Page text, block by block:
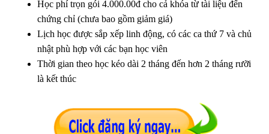
Học phí trọn gói 4.000.00đ cho cả khóa từ tài liệu đến
chứng chỉ (chưa bao gồm giảm giá)
Lịch học được sắp xếp linh động, có các ca thứ 7 và chủ
nhật phù hợp với các bạn học viên
Thời gian theo học kéo dài 2 tháng đến hơn 2 tháng rưỡi
là kết thúc